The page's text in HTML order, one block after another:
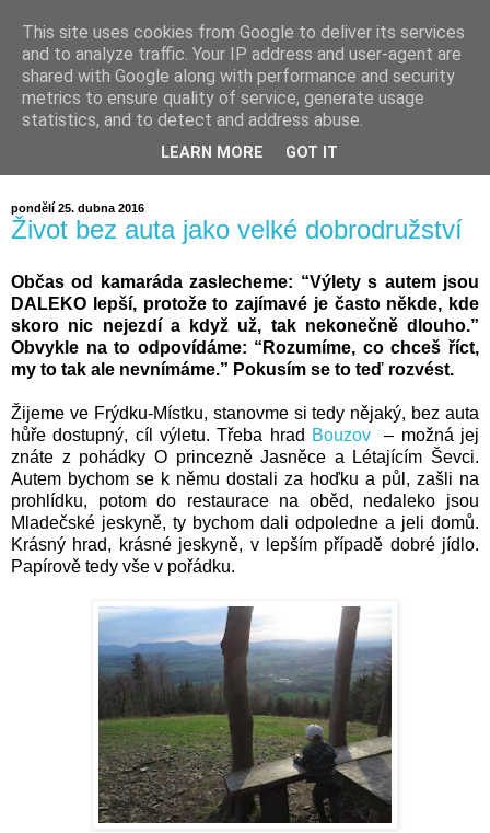
pondělí 25. dubna 2016
Život bez auta jako velké dobrodružství
Občas od kamaráda zaslecheme: “Výlety s autem jsou
DALEKO lepší, protože to zajímavé je často někde, kde
skoro nic nejezdí a když už, tak nekonečně dlouho.”
Obvykle na to odpovídáme: “Rozumíme, co chceš říct,
my to tak ale nevnímáme.” Pokusím se to teď rozvést.
Žijeme ve Frýdku-Místku, stanovme si tedy nějaký, bez auta
hůře dostupný, cíl výletu. Třeba hrad Bouzov– možná jej
znáte z pohádky O princezně Jasněce a Létajícím Ševci.
Autem bychom se k němu dostali za hoďku a půl, zašli na
prohlídku, potom do restaurace na oběd, nedaleko jsou
Mladečské jeskyně, ty bychom dali odpoledne a jeli domů.
Krásný hrad, krásné jeskyně, v lepším případě dobré jídlo.
Papírově tedy vše v pořádku.
This site uses cookies from Google to deliver its services
and to analyze traffic. Your IP address and user-agent are
shared with Google along with performance and security
metrics to ensure quality of service, generate usage
statistics, and to detect and address abuse.
LEARN MORE GOT IT